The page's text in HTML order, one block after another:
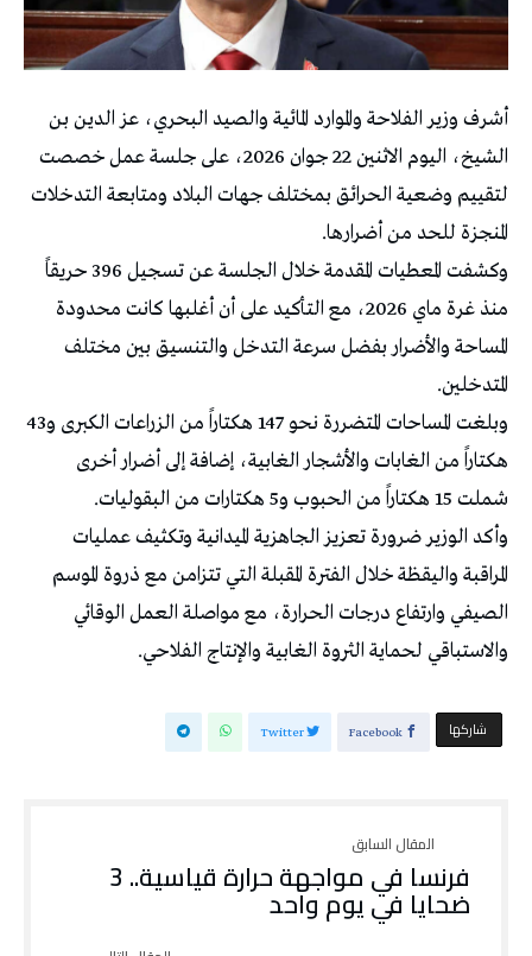
أشرف وزير الفلاحة والموارد المائية والصيد البحري، عز الدين بن
الشيخ، اليوم الاثنين 22 جوان 2026، على جلسة عمل خصصت
لتقييم وضعية الحرائق بمختلف جهات البلاد ومتابعة التدخلات
المنجزة للحد من أضرارها.
وكشفت المعطيات المقدمة خلال الجلسة عن تسجيل 396 حريقاً
منذ غرة ماي 2026، مع التأكيد على أن أغلبها كانت محدودة
المساحة والأضرار بفضل سرعة التدخل والتنسيق بين مختلف
المتدخلين.
وبلغت المساحات المتضررة نحو 147 هكتاراً من الزراعات الكبرى و43
هكتاراً من الغابات والأشجار الغابية، إضافة إلى أضرار أخرى
شملت 15 هكتاراً من الحبوب و5 هكتارات من البقوليات.
وأكد الوزير ضرورة تعزيز الجاهزية الميدانية وتكثيف عمليات
المراقبة واليقظة خلال الفترة المقبلة التي تتزامن مع ذروة الموسم
الصيفي وارتفاع درجات الحرارة، مع مواصلة العمل الوقائي
والاستباقي لحماية الثروة الغابية والإنتاج الفلاحي.
‫‫ شاركها‬ Facebook
Twitter
فرنسا في مواجهة حرارة قياسية.. 3
ضحايا في يوم واحد